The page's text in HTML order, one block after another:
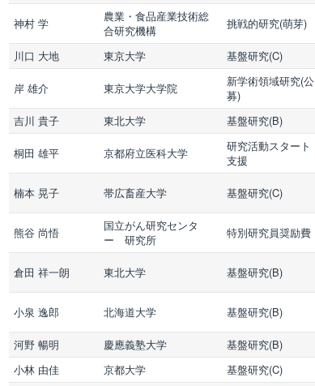
神村 学
農業・食品産業技術総
合研究機構
挑戦的研究(萌芽)
川口 大地 東京大学 基盤研究(C)
岸 雄介 東京大学大学院
新学術領域研究(公
募)
吉川 貴子 東北大学 基盤研究(B)
桐田 雄平 京都府立医科大学
研究活動スタート
支援
楠本 晃子 帯広畜産大学 基盤研究(C)
熊谷 尚悟
国立がん研究センタ
ー 研究所
特別研究員奨励費
倉田 祥一朗 東北大学 基盤研究(B)
小泉 逸郎 北海道大学 基盤研究(B)
河野 暢明 慶應義塾大学 基盤研究(B)
小林 由佳
京都大学 基盤研究(C)